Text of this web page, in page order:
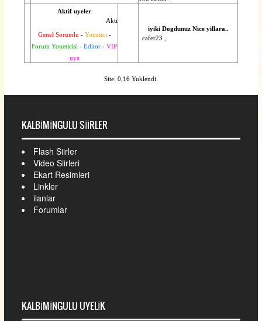
Aktif uyeler
Aktif uye yok..
Genel Sorumlu - Yonetici -
Forum Yoneticisi - Editor - VIP
uye
iyiki Dogdunuz Nice yillara..
Gul_ve_diken ,
cafer23 ,
Site: 0,16 Yuklendi.
KALBIMINGULU SIIRLER
Flash Siirler
Video Siirleri
Ekart Resimleri
Linkler
ilanlar
Forumlar
KALBIMINGULU UYELIK